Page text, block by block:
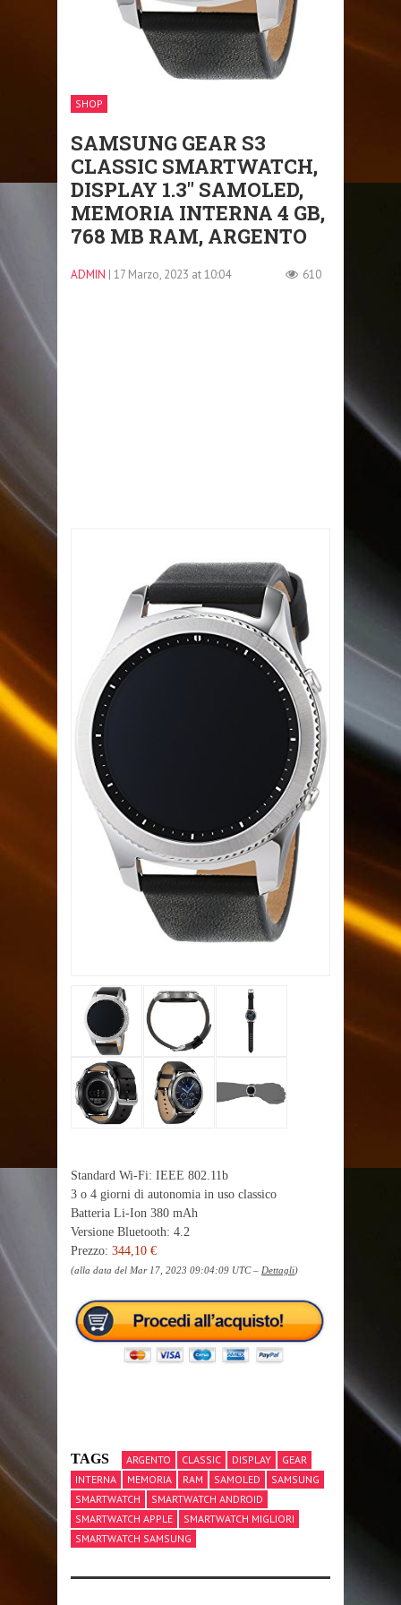
SHOP
SAMSUNG GEAR S3
CLASSIC SMARTWATCH,
DISPLAY 1.3″ SAMOLED,
MEMORIA INTERNA 4 GB,
768 MB RAM, ARGENTO
ADMIN | 17 Marzo, 2023 at 10:04 610
Standard Wi-Fi: IEEE 802.11b
3 o 4 giorni di autonomia in uso classico
Batteria Li-Ion 380 mAh
Versione Bluetooth: 4.2
Prezzo: 344,10 €
(alla data del Mar 17, 2023 09:04:09 UTC – Dettagli)
TAGS ARGENTO CLASSIC DISPLAY
GEAR
INTERNA
MEMORIA RAM SAMOLED
SAMSUNG
SMARTWATCH
SMARTWATCH ANDROID
SMARTWATCH APPLE
SMARTWATCH MIGLIORI
SMARTWATCH SAMSUNG